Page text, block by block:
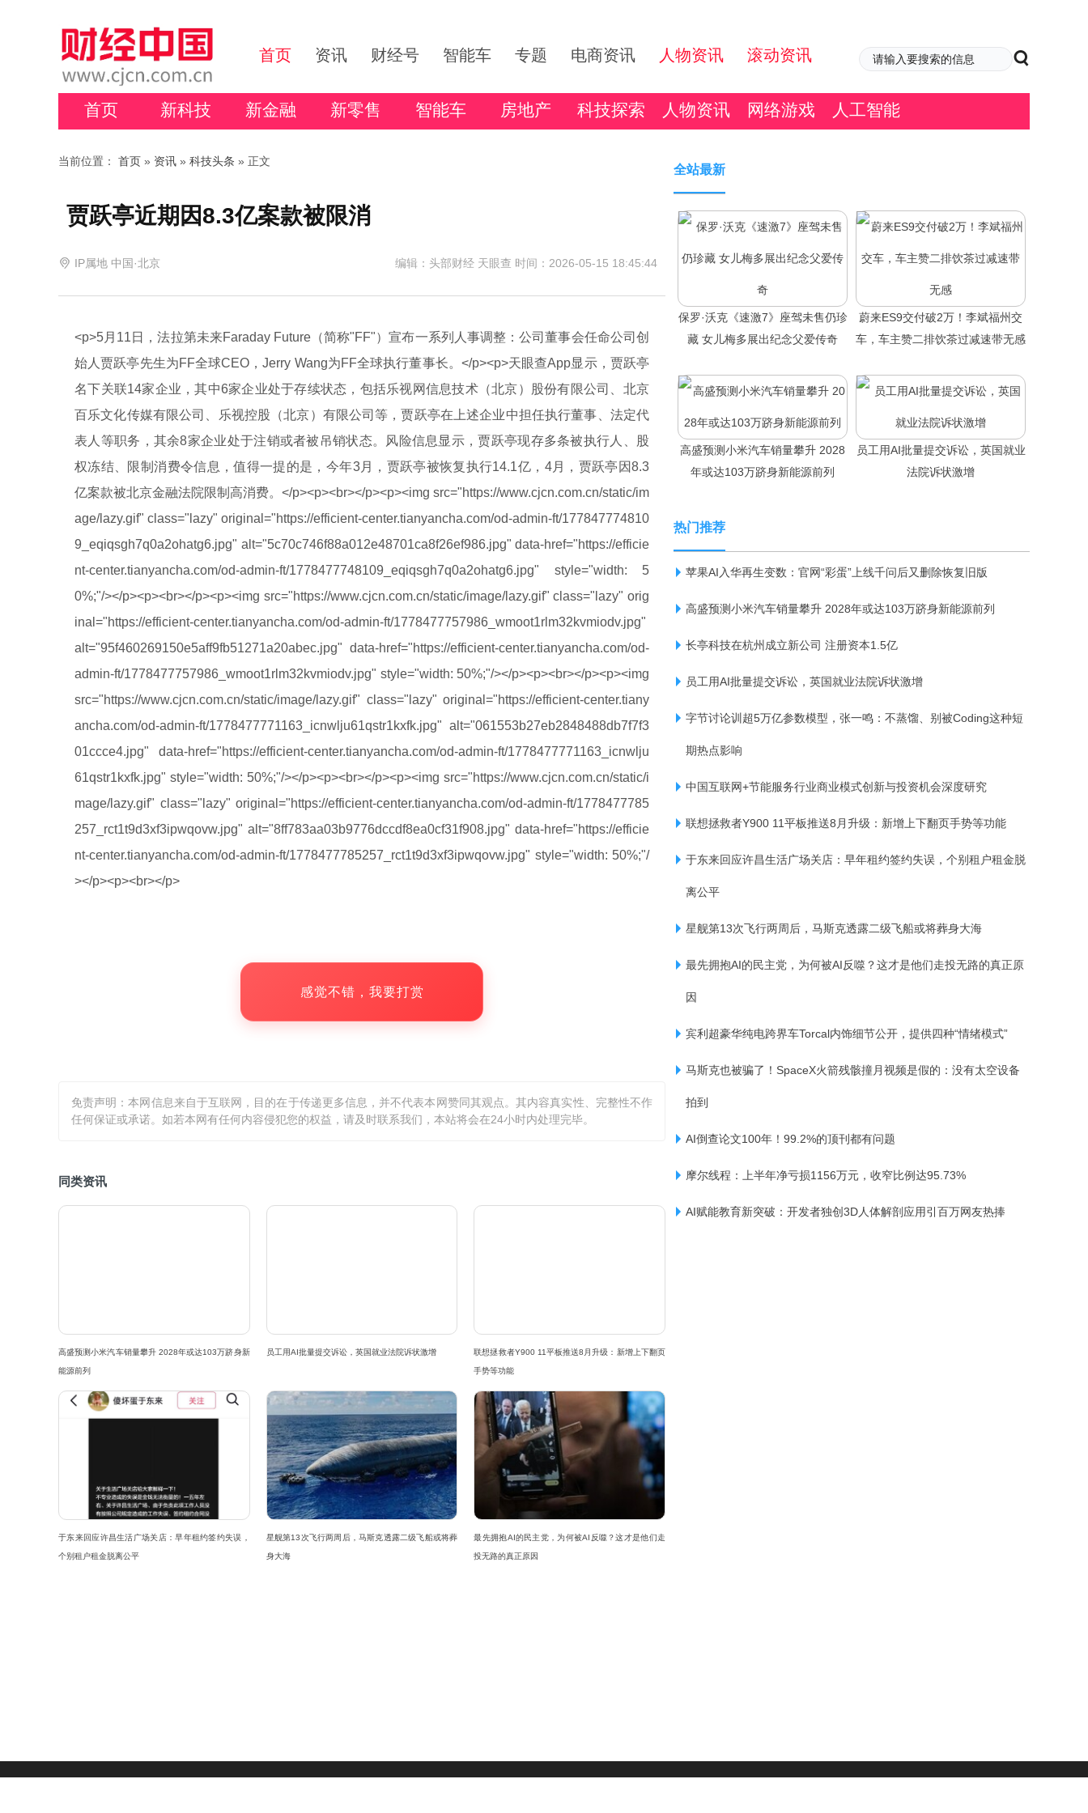
首页 资讯 财经号 智能车 专题 电商资讯 人物资讯 滚动资讯
首页 新科技 新金融 新零售 智能车 房地产 科技探索 人物资讯 网络游戏 人工智能
当前位置： 首页 » 资讯 » 科技头条 » 正文
贾跃亭近期因8.3亿案款被限消
IP属地 中国·北京 编辑：头部财经 天眼查 时间：2026-05-15 18:45:44
<p>5月11日，法拉第未来Faraday Future（简称"FF"）宣布一系列人事调整：公司董事会任命公司创
始人贾跃亭先生为FF全球CEO，Jerry Wang为FF全球执行董事长。</p><p>天眼查App显示，贾跃亭
名下关联14家企业，其中6家企业处于存续状态，包括乐视网信息技术（北京）股份有限公司、北京
百乐文化传媒有限公司、乐视控股（北京）有限公司等，贾跃亭在上述企业中担任执行董事、法定代
表人等职务，其余8家企业处于注销或者被吊销状态。风险信息显示，贾跃亭现存多条被执行人、股
权冻结、限制消费令信息，值得一提的是，今年3月，贾跃亭被恢复执行14.1亿，4月，贾跃亭因8.3
亿案款被北京金融法院限制高消费。</p><p><br></p><p><img src="https://www.cjcn.com.cn/static/im
age/lazy.gif" class="lazy" original="https://efficient-center.tianyancha.com/od-admin-ft/177847774810
9_eqiqsgh7q0a2ohatg6.jpg" alt="5c70c746f88a012e48701ca8f26ef986.jpg" data-href="https://efficie
nt-center.tianyancha.com/od-admin-ft/1778477748109_eqiqsgh7q0a2ohatg6.jpg" style="width: 5
0%;"/></p><p><br></p><p><img src="https://www.cjcn.com.cn/static/image/lazy.gif" class="lazy" orig
inal="https://efficient-center.tianyancha.com/od-admin-ft/1778477757986_wmoot1rlm32kvmiodv.jpg"
alt="95f460269150e5aff9fb51271a20abec.jpg" data-href="https://efficient-center.tianyancha.com/od-
admin-ft/1778477757986_wmoot1rlm32kvmiodv.jpg" style="width: 50%;"/></p><p><br></p><p><img
src="https://www.cjcn.com.cn/static/image/lazy.gif" class="lazy" original="https://efficient-center.tiany
ancha.com/od-admin-ft/1778477771163_icnwlju61qstr1kxfk.jpg" alt="061553b27eb2848488db7f7f3
01ccce4.jpg" data-href="https://efficient-center.tianyancha.com/od-admin-ft/1778477771163_icnwlju
61qstr1kxfk.jpg" style="width: 50%;"/></p><p><br></p><p><img src="https://www.cjcn.com.cn/static/i
mage/lazy.gif" class="lazy" original="https://efficient-center.tianyancha.com/od-admin-ft/1778477785
257_rct1t9d3xf3ipwqovw.jpg" alt="8ff783aa03b9776dccdf8ea0cf31f908.jpg" data-href="https://efficie
nt-center.tianyancha.com/od-admin-ft/1778477785257_rct1t9d3xf3ipwqovw.jpg" style="width: 50%;"/
></p><p><br></p>
感觉不错，我要打赏
免责声明：本网信息来自于互联网，目的在于传递更多信息，并不代表本网赞同其观点。其内容真实性、完整性不作
任何保证或承诺。如若本网有任何内容侵犯您的权益，请及时联系我们，本站将会在24小时内处理完毕。
同类资讯
高盛预测小米汽车销量攀升 2028年或达103万跻身新
能源前列
员工用AI批量提交诉讼，英国就业法院诉状激增 联想拯救者Y900 11平板推送8月升级：新增上下翻页
手势等功能
于东来回应许昌生活广场关店：早年租约签约失误，
个别租户租金脱离公平
星舰第13次飞行两周后，马斯克透露二级飞船或将葬
身大海
最先拥抱AI的民主党，为何被AI反噬？这才是他们走
投无路的真正原因
全站最新
保罗·沃克《速激7》座驾未售仍珍
藏 女儿梅多展出纪念父爱传奇
蔚来ES9交付破2万！李斌福州交
车，车主赞二排饮茶过减速带无感
高盛预测小米汽车销量攀升 2028
年或达103万跻身新能源前列
员工用AI批量提交诉讼，英国就业
法院诉状激增
热门推荐
苹果AI入华再生变数：官网“彩蛋”上线千问后又删除恢复旧版
高盛预测小米汽车销量攀升 2028年或达103万跻身新能源前列
长亭科技在杭州成立新公司 注册资本1.5亿
员工用AI批量提交诉讼，英国就业法院诉状激增
字节讨论训超5万亿参数模型，张一鸣：不蒸馏、别被Coding这种短
期热点影响
中国互联网+节能服务行业商业模式创新与投资机会深度研究
联想拯救者Y900 11平板推送8月升级：新增上下翻页手势等功能
于东来回应许昌生活广场关店：早年租约签约失误，个别租户租金脱
离公平
星舰第13次飞行两周后，马斯克透露二级飞船或将葬身大海
最先拥抱AI的民主党，为何被AI反噬？这才是他们走投无路的真正原
因
宾利超豪华纯电跨界车Torcal内饰细节公开，提供四种“情绪模式”
马斯克也被骗了！SpaceX火箭残骸撞月视频是假的：没有太空设备
拍到
AI倒查论文100年！99.2%的顶刊都有问题
摩尔线程：上半年净亏损1156万元，收窄比例达95.73%
AI赋能教育新突破：开发者独创3D人体解剖应用引百万网友热捧